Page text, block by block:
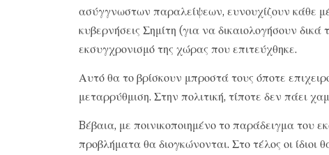
ασύγγνωστων παραλείψεων, ευνουχίζουν κάθε
κυβερνήσεις Σημίτη (για να δικαιολογήσουν
εκσυγχρονισμό της χώρας που επιτεύχθηκε.
Αυτό θα το βρίσκουν μπροστά τους όποτε
μεταρρύθμιση. Στην πολιτική, τίποτε δεν πάει
Bέβαια, με ποινικοποιημένο το παράδειγμα του
προβλήματα θα διογκώνονται. Στο τέλος οι